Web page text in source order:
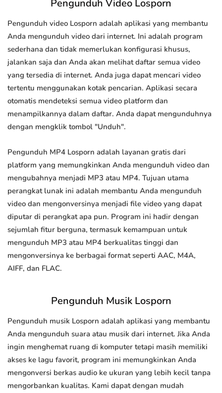
Pengunduh Video Losporn
Pengunduh video Losporn adalah aplikasi yang membantu
Anda mengunduh video dari internet. Ini adalah program
sederhana dan tidak memerlukan konfigurasi khusus,
jalankan saja dan Anda akan melihat daftar semua video
yang tersedia di internet. Anda juga dapat mencari video
tertentu menggunakan kotak pencarian. Aplikasi secara
otomatis mendeteksi semua video platform dan
menampilkannya dalam daftar. Anda dapat mengunduhnya
dengan mengklik tombol "Unduh".
Pengunduh MP4 Losporn adalah layanan gratis dari
platform yang memungkinkan Anda mengunduh video dan
mengubahnya menjadi MP3 atau MP4. Tujuan utama
perangkat lunak ini adalah membantu Anda mengunduh
video dan mengonversinya menjadi file video yang dapat
diputar di perangkat apa pun. Program ini hadir dengan
sejumlah fitur berguna, termasuk kemampuan untuk
mengunduh MP3 atau MP4 berkualitas tinggi dan
mengonversinya ke berbagai format seperti AAC, M4A,
AIFF, dan FLAC.
Pengunduh Musik Losporn
Pengunduh musik Losporn adalah aplikasi yang membantu
Anda mengunduh suara atau musik dari internet. Jika Anda
ingin menghemat ruang di komputer tetapi masih memiliki
akses ke lagu favorit, program ini memungkinkan Anda
mengonversi berkas audio ke ukuran yang lebih kecil tanpa
mengorbankan kualitas. Kami dapat dengan mudah